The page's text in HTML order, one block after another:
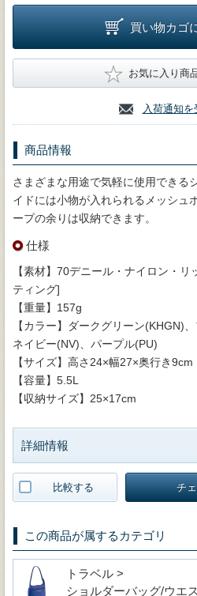
買い物カゴ
★ お気に入り商
入荷通知
商品情報
さまざまな用途で気軽に使用できる
イドには小物が入れられるメッシュ
ープの余りは収納できます。
仕様
【素材】70デニール・ナイロン・
ティング]
【重量】157g
【カラー】ダークグリーン(KHGN)
ネイビー(NV)、パープル(PU)
【サイズ】高さ24×幅27×奥行き9cm
【容量】5.5L
【収納サイズ】25×17cm
詳細情報
比較する チ
この商品が属するカテゴリ
トラベル >
ショルダーバッグ/ウエ